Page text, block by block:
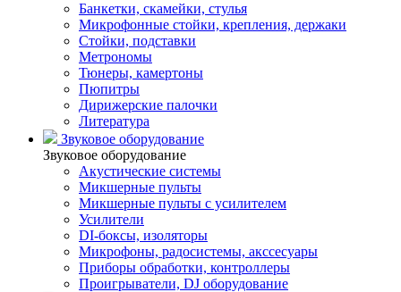
Банкетки, скамейки, стулья
Микрофонные стойки, крепления, держаки
Стойки, подставки
Метрономы
Тюнеры, камертоны
Пюпитры
Дирижерские палочки
Литература
Звуковое оборудование
Звуковое оборудование
Акустические системы
Микшерные пульты
Микшерные пульты с усилителем
Усилители
DI-боксы, изоляторы
Микрофоны, радосистемы, акссесуары
Приборы обработки, контроллеры
Проигрыватели, DJ оборудование